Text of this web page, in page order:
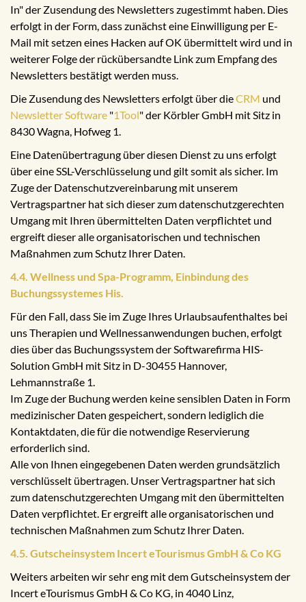
In" der Zusendung des Newsletters zugestimmt haben. Dies
erfolgt in der Form, dass zunächst eine Einwilligung per E-
Mail mit setzen eines Hacken auf OK übermittelt wird und in
weiterer Folge der rückübersandte Link zum Empfang des
Newsletters bestätigt werden muss.
Die Zusendung des Newsletters erfolgt über dieCRM und
Newsletter Software "1Tool" der Körbler GmbH mit Sitz in
8430 Wagna, Hofweg 1.
Eine Datenübertragung über diesen Dienst zu uns erfolgt
über eine SSL-Verschlüsselung und gilt somit als sicher. Im
Zuge der Datenschutzvereinbarung mit unserem
Vertragspartner hat sich dieser zum datenschutzgerechten
Umgang mit Ihren übermittelten Daten verpflichtet und
ergreift dieser alle organisatorischen und technischen
Maßnahmen zum Schutz Ihrer Daten.
4.4. Wellness und Spa-Programm, Einbindung des
Buchungssystemes His.
Für den Fall, dass Sie im Zuge Ihres Urlaubsaufenthaltes bei
uns Therapien und Wellnessanwendungen buchen, erfolgt
dies über das Buchungssystem der Softwarefirma HIS-
Solution GmbH mit Sitz in D-30455 Hannover,
Lehmannstraße 1.
Im Zuge der Buchung werden keine sensiblen Daten in Form
medizinischer Daten gespeichert, sondern lediglich die
Kontaktdaten, die für die notwendige Reservierung
erforderlich sind.
Alle von Ihnen eingegebenen Daten werden grundsätzlich
verschlüsselt übertragen. Unser Vertragspartner hat sich
zum datenschutzgerechten Umgang mit den übermittelten
Daten verpflichtet. Er ergreift alle organisatorischen und
technischen Maßnahmen zum Schutz Ihrer Daten.
4.5. Gutscheinsystem Incert eTourismus GmbH & Co KG
Weiters arbeiten wir sehr eng mit dem Gutscheinsystem der
Incert eTourismus GmbH & Co KG, in 4040 Linz,